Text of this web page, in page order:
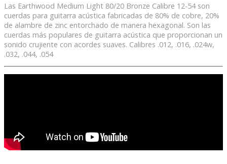
Las Earthwood Medium Light 80/20 Bronze Calibre 12-54 son
cuerdas para guitarra acústica fabricadas de 80% de cobre, 20%
de alambre de zinc entorchado de manera hexagonal. Son las
cuerdas más populares de guitarra acústica que proporcionan un
sonido crujiente con acordes suaves. Calibres .012, .016, .024w,
.032, .044, .054